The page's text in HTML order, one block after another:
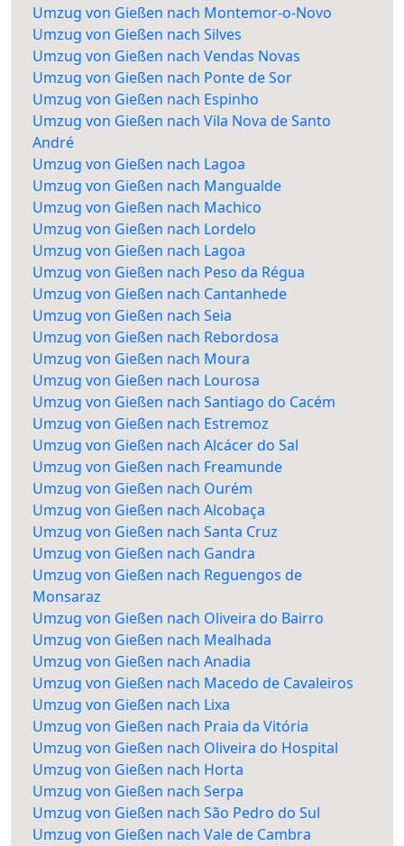
Umzug von Gießen nach Montemor-o-Novo
Umzug von Gießen nach Silves
Umzug von Gießen nach Vendas Novas
Umzug von Gießen nach Ponte de Sor
Umzug von Gießen nach Espinho
Umzug von Gießen nach Vila Nova de Santo
André
Umzug von Gießen nach Lagoa
Umzug von Gießen nach Mangualde
Umzug von Gießen nach Machico
Umzug von Gießen nach Lordelo
Umzug von Gießen nach Lagoa
Umzug von Gießen nach Peso da Régua
Umzug von Gießen nach Cantanhede
Umzug von Gießen nach Seia
Umzug von Gießen nach Rebordosa
Umzug von Gießen nach Moura
Umzug von Gießen nach Lourosa
Umzug von Gießen nach Santiago do Cacém
Umzug von Gießen nach Estremoz
Umzug von Gießen nach Alcácer do Sal
Umzug von Gießen nach Freamunde
Umzug von Gießen nach Ourém
Umzug von Gießen nach Alcobaça
Umzug von Gießen nach Santa Cruz
Umzug von Gießen nach Gandra
Umzug von Gießen nach Reguengos de
Monsaraz
Umzug von Gießen nach Oliveira do Bairro
Umzug von Gießen nach Mealhada
Umzug von Gießen nach Anadia
Umzug von Gießen nach Macedo de Cavaleiros
Umzug von Gießen nach Lixa
Umzug von Gießen nach Praia da Vitória
Umzug von Gießen nach Oliveira do Hospital
Umzug von Gießen nach Horta
Umzug von Gießen nach Serpa
Umzug von Gießen nach São Pedro do Sul
Umzug von Gießen nach Vale de Cambra